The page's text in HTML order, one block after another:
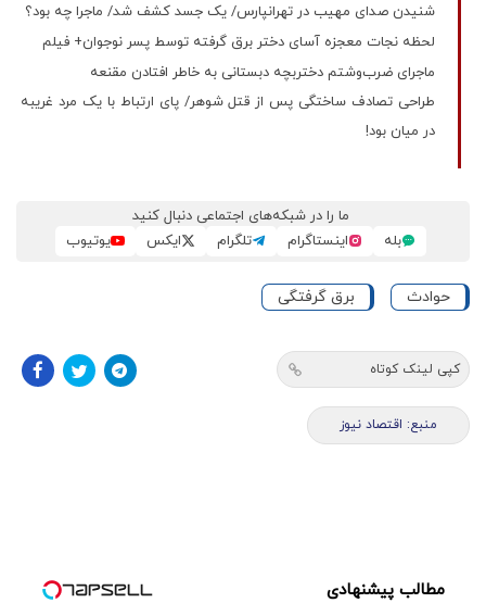
شنیدن صدای مهیب در تهرانپارس/ یک جسد کشف شد/ ماجرا چه بود؟
لحظه نجات معجزه آسای دختر برق گرفته توسط پسر نوجوان+ فیلم
ماجرای ضرب‌وشتم دختربچه دبستانی به خاطر افتادن مقنعه
طراحی تصادف ساختگی پس از قتل شوهر/ پای ارتباط با یک مرد غریبه
در میان بود!
ما را در شبکه‌های اجتماعی دنبال کنید
بله
اینستاگرام تلگرام ایکس یوتیوب
حوادث برق گرفتگی
کپی لینک کوتاه
منبع: اقتصاد نیوز
مطالب پیشنهادی